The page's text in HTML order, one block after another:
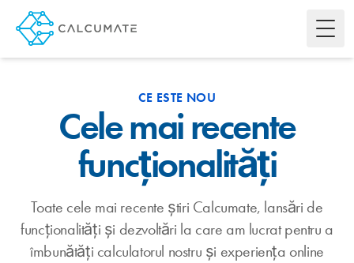
CE ESTE NOU
Cele mai recente
funcționalități
Toate cele mai recente știri Calcumate, lansări de
funcționalități și dezvoltări la care am lucrat pentru a
îmbunătăți calculatorul nostru și experiența online